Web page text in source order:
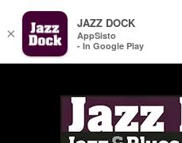
×
JAZZ DOCK
AppSisto
- In Google Play